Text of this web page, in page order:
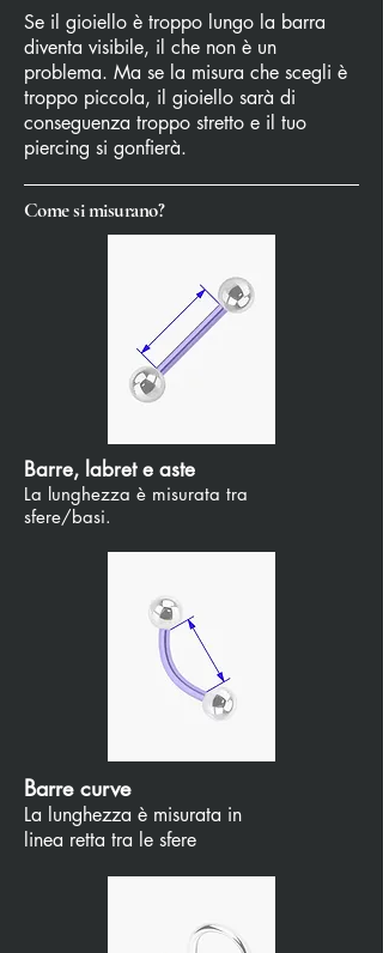
Se il gioiello è troppo lungo la barra
diventa visibile, il che non è un
problema. Ma se la misura che scegli è
troppo piccola, il gioiello sarà di
conseguenza troppo stretto e il tuo
piercing si gonfierà.
Come si misurano?
Barre, labret e aste
La lunghezza è misurata tra
sfere/basi.
Barre curve
La lunghezza è misurata in
linea retta tra le sfere